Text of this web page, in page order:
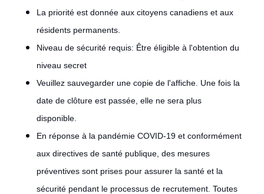
La priorité est donnée aux citoyens canadiens et aux
résidents permanents.
Niveau de sécurité requis: Être éligible à l'obtention du
niveau secret
Veuillez sauvegarder une copie de l'affiche. Une fois la
date de clôture est passée, elle ne sera plus
disponible.
En réponse à la pandémie COVID-19 et conformément
aux directives de santé publique, des mesures
préventives sont prises pour assurer la santé et la
sécurité pendant le processus de recrutement. Toutes